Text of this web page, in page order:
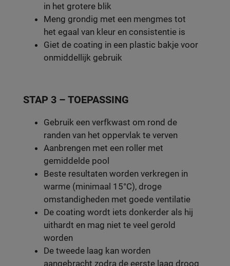
in het grotere blik
Meng grondig met een mengmes tot
het egaal van kleur en consistentie is
Giet de coating in een plastic bakje voor
onmiddellijk gebruik
STAP 3 – TOEPASSING
Gebruik een verfkwast om rond de
randen van het oppervlak te verven
Aanbrengen met een roller met
gemiddelde pool
Beste resultaten worden verkregen in
warme (minimaal 15°C), droge
omstandigheden met goede ventilatie
De coating wordt iets donkerder als hij
uithardt en mag niet te veel gerold
worden
De tweede laag kan worden
aangebracht zodra de eerste laag droog